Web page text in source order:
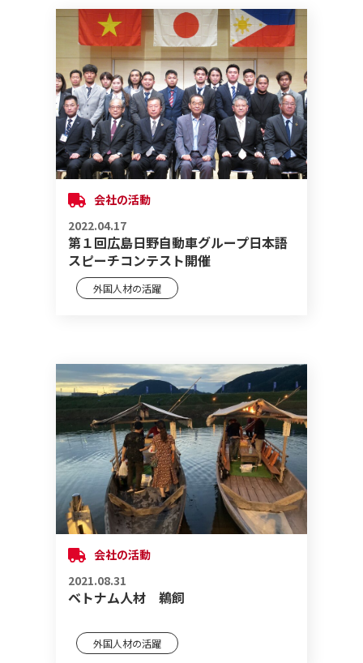
会社の活動
2022.04.17
第１回広島日野自動車グループ日本語
スピーチコンテスト開催
外国人材の活躍
会社の活動
2021.08.31
ベトナム人材 鵜飼
外国人材の活躍